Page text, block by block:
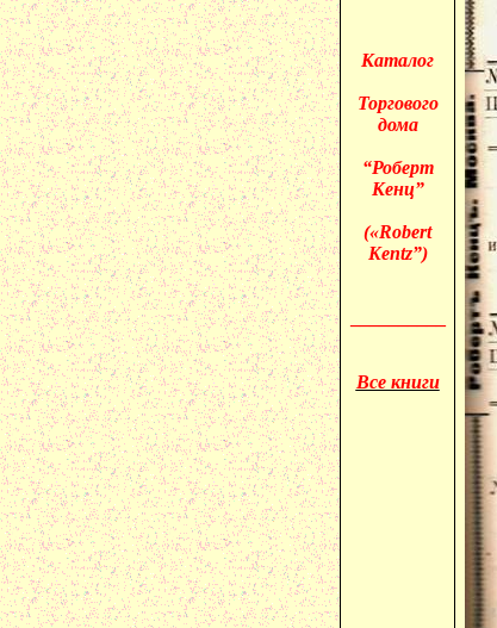
Каталог
Торгового
дома
“Роберт
Кенц”
(«Robert
Kentz”)
Все книги